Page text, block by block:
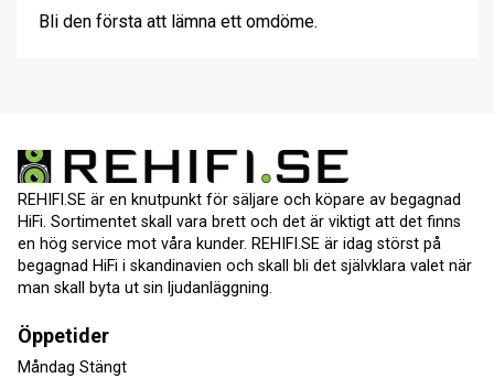
Bli den första att lämna ett omdöme.
REHIFI.SE är en knutpunkt för säljare och köpare av begagnad
HiFi. Sortimentet skall vara brett och det är viktigt att det finns
en hög service mot våra kunder. REHIFI.SE är idag störst på
begagnad HiFi i skandinavien och skall bli det självklara valet när
man skall byta ut sin ljudanläggning.
Öppetider
Måndag Stängt